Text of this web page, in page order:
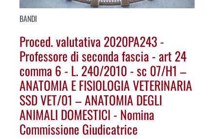
BANDI
Proced. valutativa 2020PA243 -
Professore di seconda fascia - art 24
comma 6 - L. 240/2010 - sc 07/H1 –
ANATOMIA E FISIOLOGIA VETERINARIA
SSD VET/01 – ANATOMIA DEGLI
ANIMALI DOMESTICI - Nomina
Commissione Giudicatrice